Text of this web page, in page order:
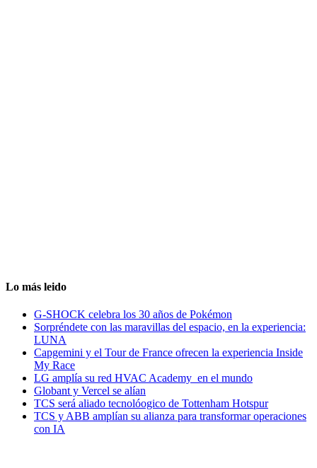
Lo más leido
G-SHOCK celebra los 30 años de Pokémon
Sorpréndete con las maravillas del espacio, en la experiencia:
LUNA
Capgemini y el Tour de France ofrecen la experiencia Inside
My Race
LG amplía su red HVAC Academy en el mundo
Globant y Vercel se alían
TCS será aliado tecnolóogico de Tottenham Hotspur
TCS y ABB amplían su alianza para transformar operaciones
con IA